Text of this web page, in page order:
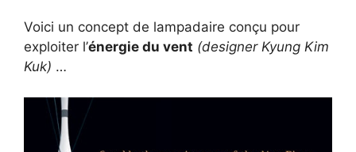
Voici un concept de lampadaire conçu pour
exploiter l’énergie du vent (designer Kyung Kim
Kuk) …